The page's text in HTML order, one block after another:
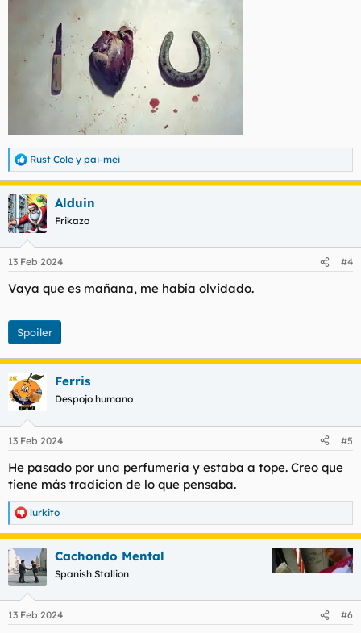
R
e
a
c
c
i
e
:
Rust Cole y pai-mei
Alduin
Frikazo
13 Feb 2024 #4
Vaya que es mañana, me había olvidado.
Spoiler
Ferris
Despojo humano
13 Feb 2024 #5
He pasado por una perfumería y estaba a tope. Creo que
tiene más tradicion de lo que pensaba.
R
e
a
c
c
i
e
lurkito
Cachondo Mental
Spanish Stallion
13 Feb 2024 #6